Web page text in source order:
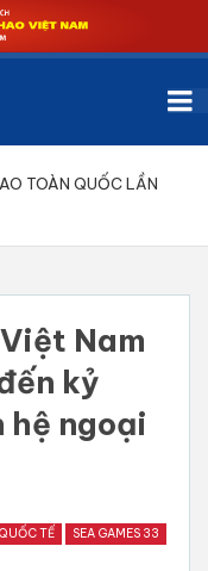
TOÀN QUỐC LẦN
Nam
kỷ
hệ ngoại
TẾ SEA GAMES 33